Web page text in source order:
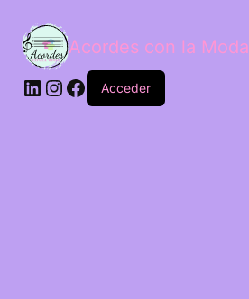
Acordes con la Moda
Acceder